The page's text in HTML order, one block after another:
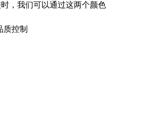
，我们可以通过这两个颜色
控制